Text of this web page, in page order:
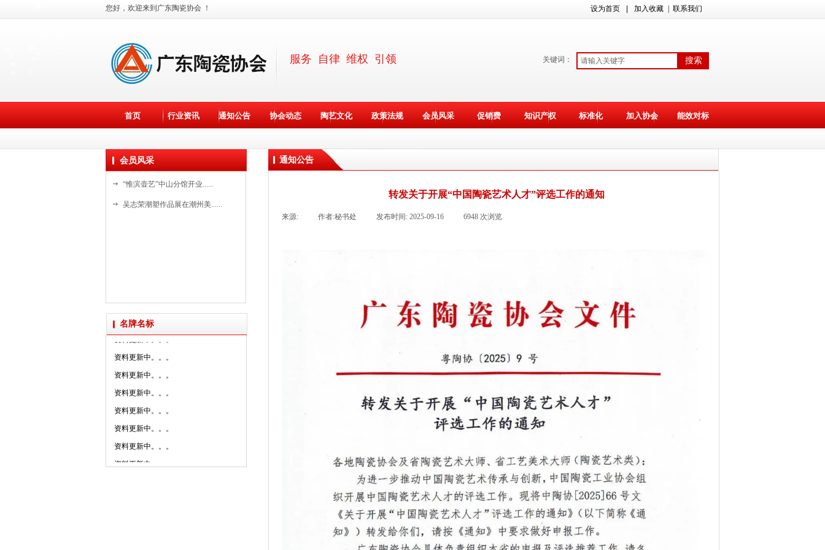
关键词： 搜索
首页 行业资讯 通知公告 协会动态 陶艺文化 政策法规 会员风采 促销费 知识产权 标准化 加入协会 能效对标
设为首页 加入收藏
您好，欢迎来到广东陶瓷协会 ！
服务 自律 维权 引领
| 联系我们
通知公告
会员风采
“惟滨壶艺”中山分馆开业......
吴志荣潮塑作品展在潮州美......
派陶科技获授“创新设计研......
转发关于开展“中国陶瓷艺术人才”评选工作的通知
来源: 作者:秘书处 发布时间: 2025-09-16 6948 次浏览
名牌名标
资料更新中。。。
资料更新中。。。
资料更新中。。。
资料更新中。。。
资料更新中。。。
资料更新中。。。
资料更新中。。。